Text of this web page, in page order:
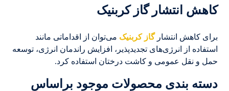
کاهش انتشار گاز کربنیک
برای کاهش انتشارگاز کربنیک می‌توان از اقداماتی مانند
استفاده از انرژی‌های تجدیدپذیر، افزایش راندمان انرژی، توسعه
حمل و نقل عمومی و کاشت درختان استفاده کرد.
دسته بندی محصولات موجود براساس